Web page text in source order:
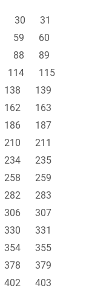
30
31
59
60
88
89
114
115
138
139
162
163
186
187
210
211
234
235
258
259
282
283
306
307
330
331
354
355
378
379
402
403